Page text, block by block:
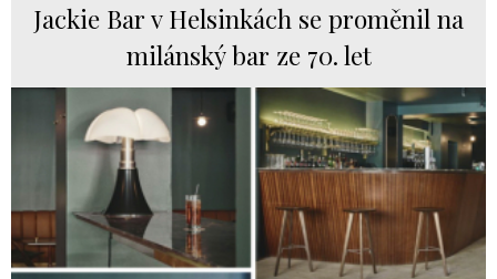
Jackie Bar v Helsinkách se proměnil na
milánský bar ze 70. let